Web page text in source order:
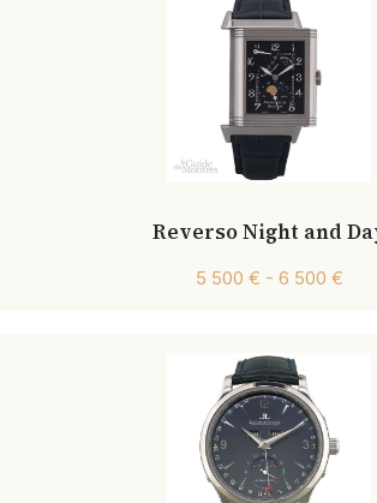
Reverso Night and
5 500 € - 6 500 €